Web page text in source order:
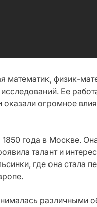
математик, физик-
Ее
огромное
года в Москве.
талант и
где она стала
различными